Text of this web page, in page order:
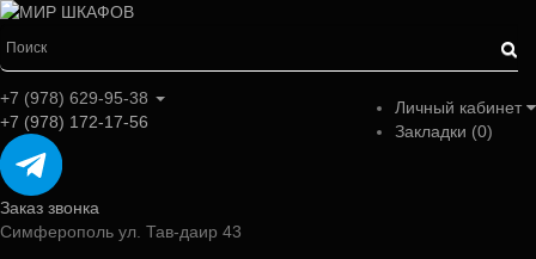
Личный кабинет
Закладки (0)
+7 (978) 629-95-38
+7 (978) 172-17-56
Заказ звонка
Симферополь ул. Тав-даир 43